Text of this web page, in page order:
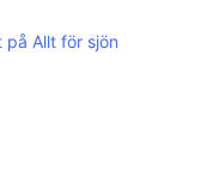
på Allt för sjön